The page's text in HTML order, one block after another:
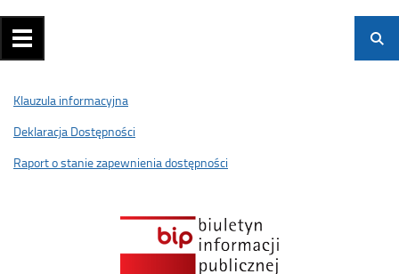
Klauzula informacyjna
Deklaracja Dostępności
Raport o stanie zapewnienia dostępności